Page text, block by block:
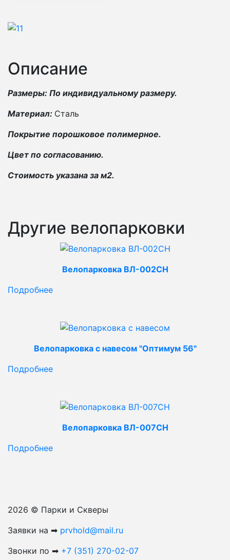
Описание
Размеры: По индивидуальному размеру.
Материал: Сталь
Покрытие порошковое полимерное.
Цвет по согласованию.
Стоимость указана за м2.
Другие велопарковки
Велопарковка ВЛ-002СН
Подробнее
Велопарковка с навесом "Оптимум 56"
Подробнее
Велопарковка ВЛ-007СН
Подробнее
2026 © Парки и Скверы
Заявки на ➡ prvhold@mail.ru
Звонки по ➡ +7 (351) 270-02-07